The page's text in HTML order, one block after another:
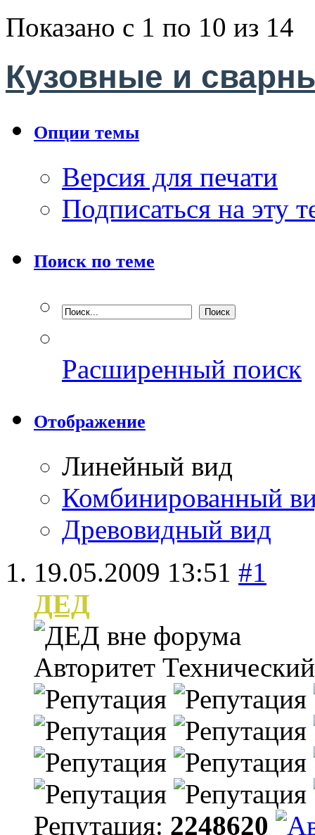
Показано с 1 по 10 из 14
Кузовные и
Опции темы
Версия для печати
Подписаться на эту
Поиск по теме
Расширенный поиск
Отображение
Линейный вид
Комбинированный
Древовидный вид
19.05.2009 13:51 #1
ДЕД
Авторитет
Репутация: 2248620